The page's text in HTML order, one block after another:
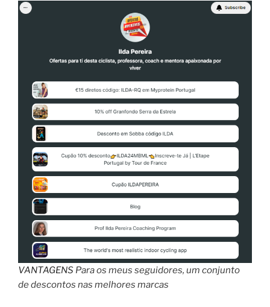
VANTAGENS Para os meus seguidores, um conjunto
de descontos nas melhores marcas